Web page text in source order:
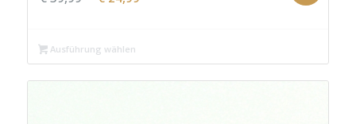
€ 39,99
Ausführung wählen